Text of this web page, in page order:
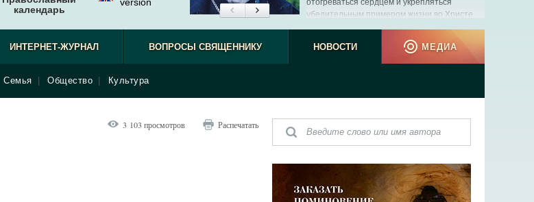
календарь
отогреваться сердцем и укрепляться
убедительным примером жизни во Христе.
ИНТЕРНЕТ-ЖУРНАЛ ВОПРОСЫ СВЯЩЕННИКУ НОВОСТИ
Семья Общество Культура
МЕДИА
3 103 просмотров Распечатать